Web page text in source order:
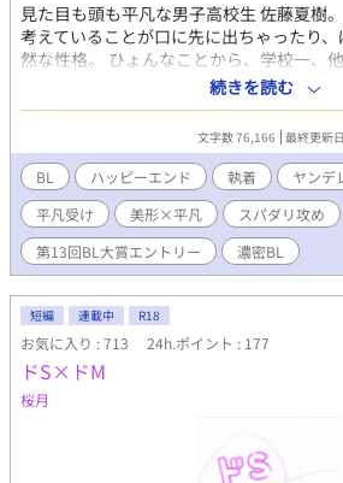
見た目も頭も平凡な男子高校生 佐藤夏樹
考えていることが口に先に出ちゃったり
然な性格。 ひょんなことから、学校一、
る不良でスパダリの美少年 御堂蓮と出会
なぜか執着され、あれよあれよのうちに
めですが、受けは天然でヤンデレをする
ブラブモードで振り回します♡ 超絶美形
平凡男子
続きを読む
文字数 76,166 最終更新
BL ハッピーエンド 執着 ヤンデ
平凡受け
美形×平凡
スパダリ攻め
第13回BL大賞エントリー
濃密BL
短編 連載中 R18
お気に入り : 713 24h.ポイント : 177
ドS×ドM
桜月